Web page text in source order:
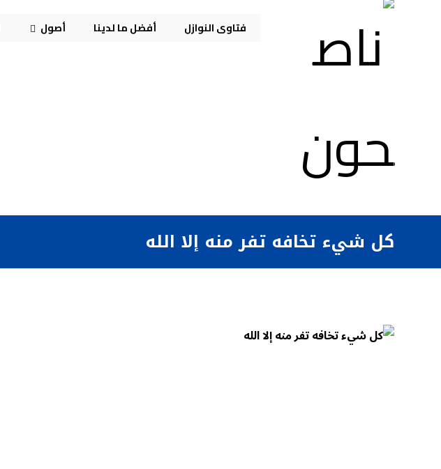
فتاوى النوازل أفضل ما لدينا أصول
كل شيء تخافه تفر منه إلا الله